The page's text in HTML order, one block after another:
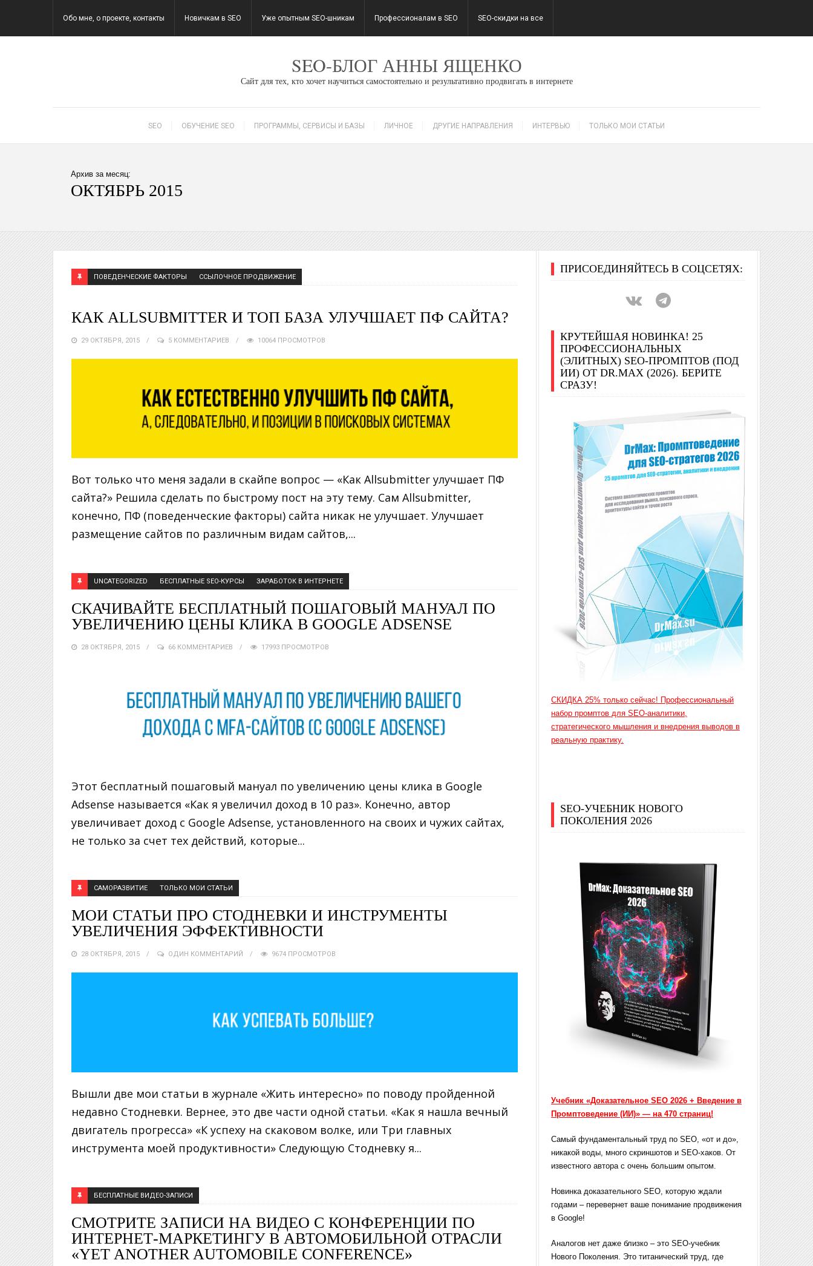
Обо мне, о проекте, контакты Новичкам в SEO Уже опытным SEO-шникам Профессионалам в SEO SEO-скидки на все
SEO-БЛОГ АННЫ ЯЩЕНКО
Сайт для тех, кто хочет научиться самостоятельно и результативно продвигать в интернете
SEO ОБУЧЕНИЕ SEO ПРОГРАММЫ, СЕРВИСЫ И БАЗЫ ЛИЧНОЕ ДРУГИЕ НАПРАВЛЕНИЯ ИНТЕРВЬЮ ТОЛЬКО МОИ СТАТЬИ
Архив за месяц:
ОКТЯБРЬ 2015
ПОВЕДЕНЧЕСКИЕ ФАКТОРЫ ССЫЛОЧНОЕ ПРОДВИЖЕНИЕ
КАК ALLSUBMITTER И ТОП БАЗА УЛУЧШАЕТ ПФ САЙТА?
29 ОКТЯБРЯ, 2015 5 КОММЕНТАРИЕВ 10064 ПРОСМОТРОВ
Вот только что меня задали в скайпе вопрос — «Как Allsubmitter улучшает ПФ
сайта?» Решила сделать по быстрому пост на эту тему. Сам Allsubmitter,
конечно, ПФ (поведенческие факторы) сайта никак не улучшает. Улучшает
размещение сайтов по различным видам сайтов,...
UNCATEGORIZED БЕСПЛАТНЫЕ SEO-КУРСЫ ЗАРАБОТОК В ИНТЕРНЕТЕ
СКАЧИВАЙТЕ БЕСПЛАТНЫЙ ПОШАГОВЫЙ МАНУАЛ ПО
УВЕЛИЧЕНИЮ ЦЕНЫ КЛИКА В GOOGLE ADSENSE
28 ОКТЯБРЯ, 2015 66 КОММЕНТАРИЕВ 17993 ПРОСМОТРОВ
Этот бесплатный пошаговый мануал по увеличению цены клика в Google
Adsense называется «Как я увеличил доход в 10 раз». Конечно, автор
увеличивает доход с Google Adsense, установленного на своих и чужих сайтах,
не только за счет тех действий, которые...
САМОРАЗВИТИЕ ТОЛЬКО МОИ СТАТЬИ
МОИ СТАТЬИ ПРО СТОДНЕВКИ И ИНСТРУМЕНТЫ
УВЕЛИЧЕНИЯ ЭФФЕКТИВНОСТИ
28 ОКТЯБРЯ, 2015 ОДИН КОММЕНТАРИЙ 9674 ПРОСМОТРОВ
Вышли две мои статьи в журнале «Жить интересно» по поводу пройденной
недавно Стодневки. Вернее, это две части одной статьи. «Как я нашла вечный
двигатель прогресса» «К успеху на скаковом волке, или Три главных
инструмента моей продуктивности» Следующую Стодневку я...
БЕСПЛАТНЫЕ ВИДЕО-ЗАПИСИ
СМОТРИТЕ ЗАПИСИ НА ВИДЕО С КОНФЕРЕНЦИИ ПО
ИНТЕРНЕТ-МАРКЕТИНГУ В АВТОМОБИЛЬНОЙ ОТРАСЛИ
«YET ANOTHER AUTOMOBILE CONFERENCE»
ПРИСОЕДИНЯЙТЕСЬ В СОЦСЕТЯХ:
КРУТЕЙШАЯ НОВИНКА! 25
ПРОФЕССИОНАЛЬНЫХ
(ЭЛИТНЫХ) SEO-ПРОМПТОВ (ПОД
ИИ) ОТ DR.MAX (2026). БЕРИТЕ
СРАЗУ!
СКИДКА 25% только сейчас! Профессиональный
набор промптов для SEO-аналитики,
стратегического мышления и внедрения выводов в
реальную практику.
SEO-УЧЕБНИК НОВОГО
ПОКОЛЕНИЯ 2026
Учебник «Доказательное SEO 2026 + Введение в
Промптоведение (ИИ)» — на 470 страниц!
Самый фундаментальный труд по SEO, «от и до»,
никакой воды, много скриншотов и SEO-хаков. От
известного автора с очень большим опытом.
Новинка доказательного SEO, которую ждали
годами – перевернет ваше понимание продвижения
в Google!
Аналогов нет даже близко – это SEO-учебник
Нового Поколения. Это титанический труд, где